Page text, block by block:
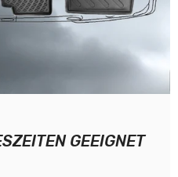
GEEIGNET